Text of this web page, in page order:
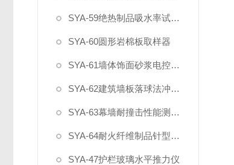
SYA-59绝热制品吸水率试验水箱
SYA-60圆形岩棉板取样器
SYA-61墙体饰面砂浆电控淋水装置
SYA-62建筑墙板落球法冲击试验仪
SYA-63幕墙耐撞击性能测试装置
SYA-64耐火纤维制品针型测厚计
SYA-47护栏玻璃水平推力仪